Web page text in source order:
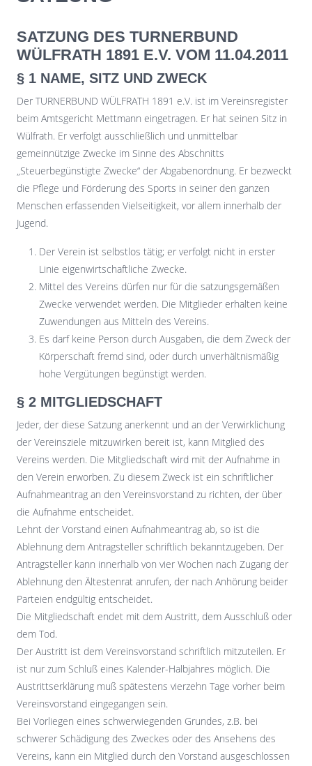
SATZUNG DES TURNERBUND
WÜLFRATH 1891 E.V. VOM 11.04.2011
§ 1 NAME, SITZ UND ZWECK
Der TURNERBUND WÜLFRATH 1891 e.V. ist im Vereinsregister
beim Amtsgericht Mettmann eingetragen. Er hat seinen Sitz in
Wülfrath. Er verfolgt ausschließlich und unmittelbar
gemeinnützige Zwecke im Sinne des Abschnitts
„Steuerbegünstigte Zwecke“ der Abgabenordnung. Er bezweckt
die Pflege und Förderung des Sports in seiner den ganzen
Menschen erfassenden Vielseitigkeit, vor allem innerhalb der
Jugend.
Der Verein ist selbstlos tätig; er verfolgt nicht in erster
Linie eigenwirtschaftliche Zwecke.
Mittel des Vereins dürfen nur für die satzungsgemäßen
Zwecke verwendet werden. Die Mitglieder erhalten keine
Zuwendungen aus Mitteln des Vereins.
Es darf keine Person durch Ausgaben, die dem Zweck der
Körperschaft fremd sind, oder durch unverhältnismäßig
hohe Vergütungen begünstigt werden.
§ 2 MITGLIEDSCHAFT
Jeder, der diese Satzung anerkennt und an der Verwirklichung
der Vereinsziele mitzuwirken bereit ist, kann Mitglied des
Vereins werden. Die Mitgliedschaft wird mit der Aufnahme in
den Verein erworben. Zu diesem Zweck ist ein schriftlicher
Aufnahmeantrag an den Vereinsvorstand zu richten, der über
die Aufnahme entscheidet.
Lehnt der Vorstand einen Aufnahmeantrag ab, so ist die
Ablehnung dem Antragsteller schriftlich bekanntzugeben. Der
Antragsteller kann innerhalb von vier Wochen nach Zugang der
Ablehnung den Ältestenrat anrufen, der nach Anhörung beider
Parteien endgültig entscheidet.
Die Mitgliedschaft endet mit dem Austritt, dem Ausschluß oder
dem Tod.
Der Austritt ist dem Vereinsvorstand schriftlich mitzuteilen. Er
ist nur zum Schluß eines Kalender-Halbjahres möglich. Die
Austrittserklärung muß spätestens vierzehn Tage vorher beim
Vereinsvorstand eingegangen sein.
Bei Vorliegen eines schwerwiegenden Grundes, z.B. bei
schwerer Schädigung des Zweckes oder des Ansehens des
Vereins, kann ein Mitglied durch den Vorstand ausgeschlossen